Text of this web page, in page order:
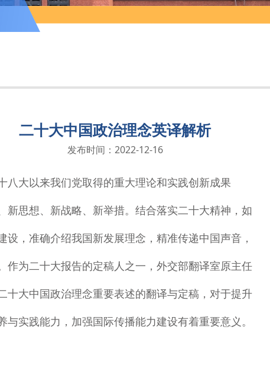
二十大中国政治理念英译解析
发布时间：2022-12-16
八大以来我们党取得的重大理论和实践创新成果
新思想、新战略、新举措。结合落实二十大精神，如
设，准确介绍我国新发展理念，精准传递中国声音，
作为二十大报告的定稿人之一，外交部翻译室原主任
十大中国政治理念重要表述的翻译与定稿，对于提升
与实践能力，加强国际传播能力建设有着重要意义。